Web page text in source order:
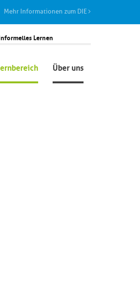
Mehr Informationen zum DIE
Über uns